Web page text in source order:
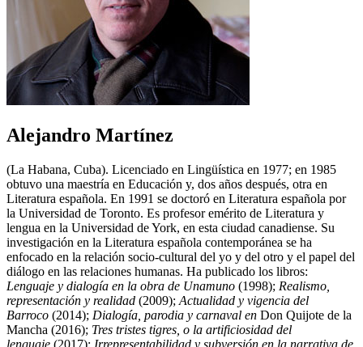
Alejandro Martínez
(La Habana, Cuba). Licenciado en Lingüística en 1977; en 1985
obtuvo una maestría en Educación y, dos años después, otra en
Literatura española. En 1991 se doctoró en Literatura española por
la Universidad de Toronto. Es profesor emérito de Literatura y
lengua en la Universidad de York, en esta ciudad canadiense. Su
investigación en la Literatura española contemporánea se ha
enfocado en la relación socio-cultural del yo y del otro y el papel del
diálogo en las relaciones humanas. Ha publicado los libros:
Lenguaje y dialogía en la obra de Unamuno (1998); Realismo,
representación y realidad (2009); Actualidad y vigencia del
Barroco (2014); Dialogía, parodia y carnaval en Don Quijote de la
Mancha (2016); Tres tristes tigres, o la artificiosidad del